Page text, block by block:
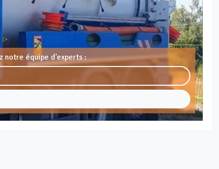
notre équipe d'experts :